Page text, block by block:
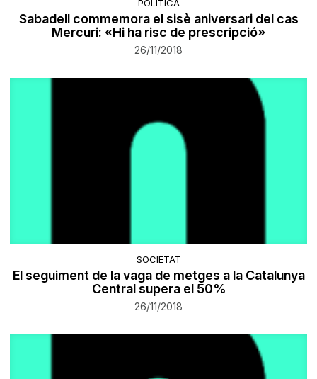
POLÍTICA
Sabadell commemora el sisè aniversari del cas
Mercuri: «Hi ha risc de prescripció»
26/11/2018
SOCIETAT
El seguiment de la vaga de metges a la Catalunya
Central supera el 50%
26/11/2018